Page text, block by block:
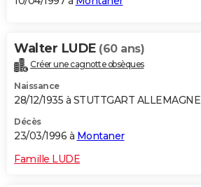
Walter LUDE (60 ans)
Créer une cagnotte obsèques
Naissance
28/12/1935 à STUTTGART ALLEMAGNE
Décès
23/03/1996 à Montaner
Famille LUDE